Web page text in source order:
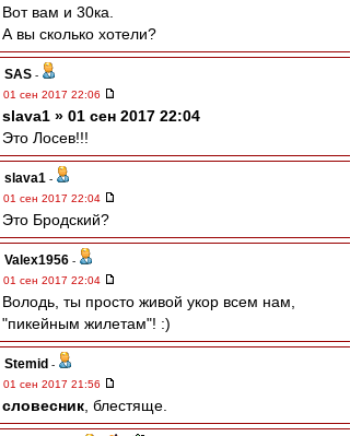
Вот вам и 30ка.
А вы сколько хотели?
SAS -
01 сен 2017 22:06
slava1 » 01 сен 2017 22:04
Это Лосев!!!
slava1 -
01 сен 2017 22:04
Это Бродский?
Valex1956 -
01 сен 2017 22:04
Володь, ты просто живой укор всем нам,
"пикейным жилетам"! :)
Stemid -
01 сен 2017 21:56
словесник , блестяще.